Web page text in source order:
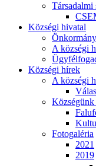
Társadalmi
Községi hivatal
A községi
Községi hírek
A községi
Községünk
Fotogaléria
2021
2019